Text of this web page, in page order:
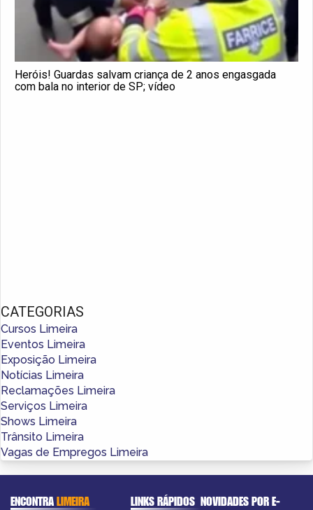
Heróis! Guardas salvam criança de 2 anos engasgada
com bala no interior de SP; vídeo
CATEGORIAS
Cursos Limeira
Eventos Limeira
Exposição Limeira
Notícias Limeira
Reclamações Limeira
Serviços Limeira
Shows Limeira
Trânsito Limeira
Vagas de Empregos Limeira
ENCONTRALIMEIRA LINKS RÁPIDOS NOVIDADES POR E-